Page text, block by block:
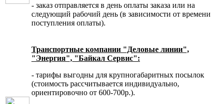
- заказ отправляется в день оплаты заказа или на
следующий рабочий день (в зависимости от времени
поступления оплаты).
Транспортные компании "Деловые линии",
"Энергия", "Байкал Сервис":
- тарифы выгодны для крупногабаритных посылок
(стоимость рассчитывается индивидуально,
ориентировочно от 600-700р.).